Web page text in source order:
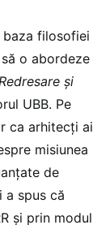
filosofiei
o abordeze
și
UBB. Pe
ca arhitecți ai
misiunea
de
a spus că
și prin modul